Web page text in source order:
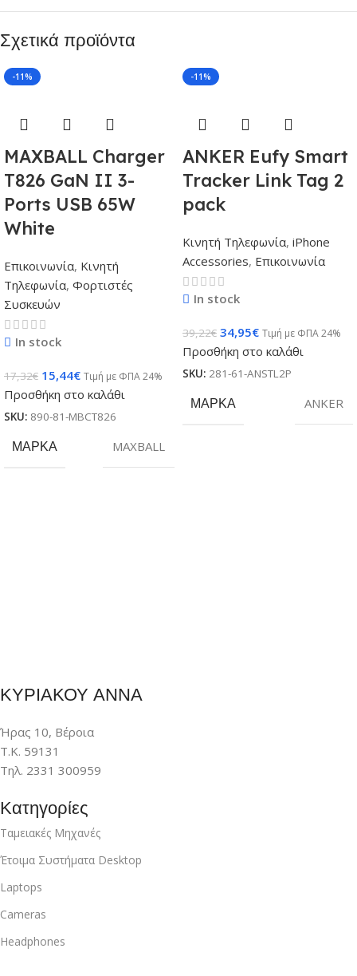
Σχετικά προϊόντα
-11%
MAXBALL Charger
T826 GaN II 3-
Ports USB 65W
White
Επικοινωνία, Κινητή
Τηλεφωνία, Φορτιστές
Συσκευών
In stock
17,32€ 15,44€ Τιμή με ΦΠΑ 24%
Προσθήκη στο καλάθι
SKU: 890-81-MBCT826
ΜΆΡΚΑ MAXBALL
-11%
ANKER Eufy Smart
Tracker Link Tag 2
pack
Κινητή Τηλεφωνία, iPhone
Accessories, Επικοινωνία
In stock
39,22€ 34,95€ Τιμή με ΦΠΑ 24%
Προσθήκη στο καλάθι
SKU: 281-61-ANSTL2P
ΜΆΡΚΑ ANKER
ΚΥΡΙΑΚΟΥ ΑΝΝΑ
Ήρας 10, Βέροια
Τ.Κ. 59131
Τηλ. 2331 300959
Κατηγορίες
Ταμειακές Μηχανές
Έτοιμα Συστήματα Desktop
Laptops
Cameras
Headphones